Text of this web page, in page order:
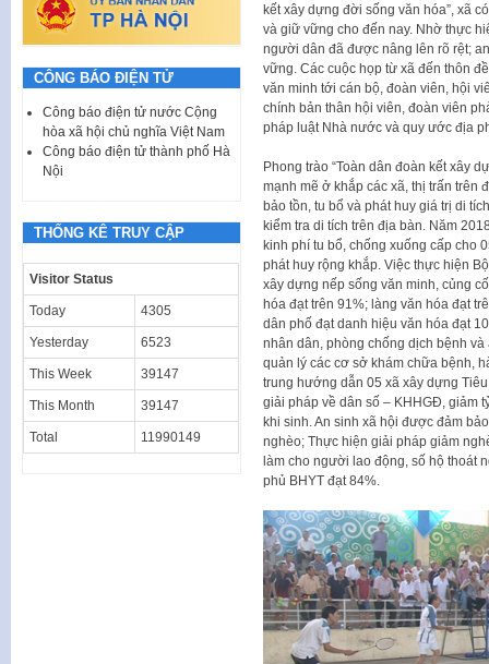
kết xây dựng đời sống văn hóa”, xã
và giữ vững cho đến nay. Nhờ thực
người dân đã được nâng lên rõ rệt;
vững. Các cuộc họp từ xã đến thôn
văn minh tới cán bộ, đoàn viên, hội
chính bản thân hội viên, đoàn viên
pháp luật Nhà nước và quy ước địa
Phong trào “Toàn dân đoàn kết xây
mạnh mẽ ở khắp các xã, thị trấn trên
bảo tồn, tu bổ và phát huy giá trị di
kiểm tra di tích trên địa bàn. Năm
kinh phí tu bổ, chống xuống cấp cho
phát huy rộng khắp. Việc thực hiện
xây dựng nếp sống văn minh, củng
hóa đạt trên 91%; làng văn hóa đạt
dân phố đạt danh hiệu văn hóa đạt
nhân dân, phòng chống dịch bệnh
quản lý các cơ sở khám chữa bệnh,
trung hướng dẫn 05 xã xây dựng
giải pháp về dân số – KHHGĐ, giảm
khi sinh. An sinh xã hội được đảm
nghèo; Thực hiện giải pháp giảm
làm cho người lao động, số hộ thoát
phủ BHYT đạt 84%.
CÔNG BÁO ĐIỆN TỬ
Công báo điện tử nước Cộng
hòa xã hội chủ nghĩa Việt Nam
Công báo điện tử thành phố Hà
Nội
THỐNG KÊ TRUY CẬP
Visitor Status
Today 4305
Yesterday 6523
This Week 39147
This Month 39147
Total 11990149